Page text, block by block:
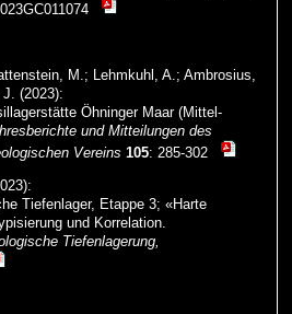
M.; Lehmkuhl, A.; Ambrosius,
(2023):
Öhninger Maar (Mittel-
und Mitteilungen des
Vereins 105: 285-302
Tiefenlager, Etappe 3; «Harte
und Korrelation.
Tiefenlagerung,